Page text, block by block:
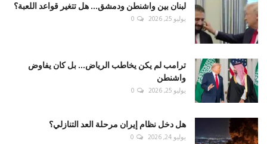
لبنان بين واشنطن ودمشق... هل تتغير قواعد اللعبة؟
يوليو 25, 2026 0
ترامب لم يكن يخاطب الرياض... بل كان يفاوض
واشنطن
يوليو 25, 2026 0
هل دخل نظام إيران مرحلة العد التنازلي؟
يوليو 24, 2026 0